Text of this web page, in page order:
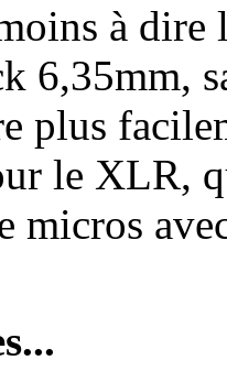
à dire
6,35mm,
plus
le XLR,
micros